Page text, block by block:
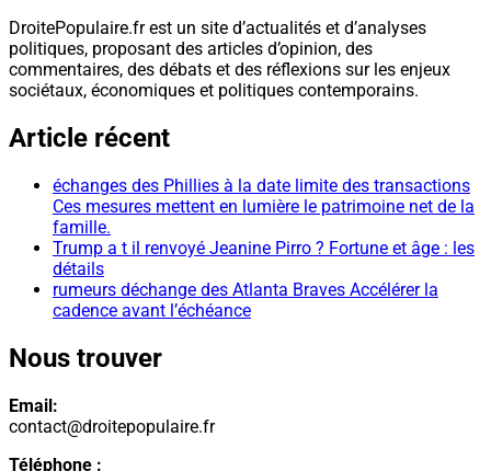
DroitePopulaire.fr est un site d’actualités et d’analyses
politiques, proposant des articles d’opinion, des
commentaires, des débats et des réflexions sur les enjeux
sociétaux, économiques et politiques contemporains.
Article récent
échanges des Phillies à la date limite des transactions
Ces mesures mettent en lumière le patrimoine net de la
famille.
Trump a t il renvoyé Jeanine Pirro ? Fortune et âge : les
détails
rumeurs déchange des Atlanta Braves Accélérer la
cadence avant l’échéance
Nous trouver
Email:
contact@droitepopulaire.fr
Téléphone :